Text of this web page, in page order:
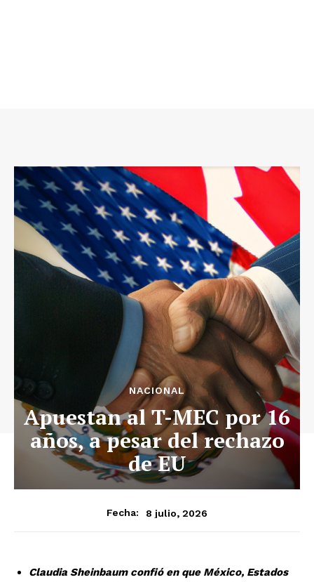
NACIONAL
Apuestan al T-MEC por 16
años, a pesar del rechazo
de EU
Fecha: 8 julio, 2026
Claudia Sheinbaum confió en que México, Estados